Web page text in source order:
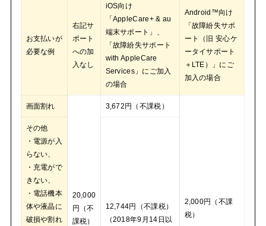
お支払いが
必要な例
右記サ
ポート
への加
入なし
iOS向け
「AppleCare+ & au
端末サポート」、
「故障紛失サポート
with AppleCare
Services」にご加入
の場合
Android™向け
「故障紛失サポ
ート（旧 安心ケ
ータイサポート
＋LTE）」にご
加入の場合
画面割れ
20,000
円（不
課税）
3,672円（不課税）
2,000円（不課
税）
その他
・電源が入
らない、
・充電がで
きない、
・電話機本
体や液晶に
破損や割れ
12,744円（不課税）
（2018年9月14日以